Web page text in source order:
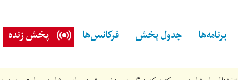
برنامه‌ها جدول پخش فرکانس‌ها پخش زنده